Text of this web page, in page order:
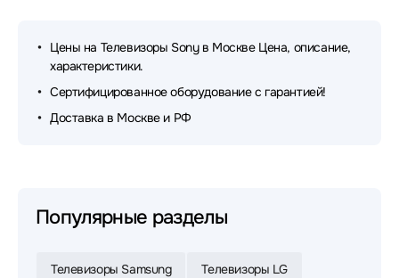
Цены на Телевизоры Sony в Москве Цена, описание,
характеристики.
Сертифицированное оборудование с гарантией!
Доставка в Москве и РФ
Популярные разделы
Телевизоры Samsung Телевизоры LG